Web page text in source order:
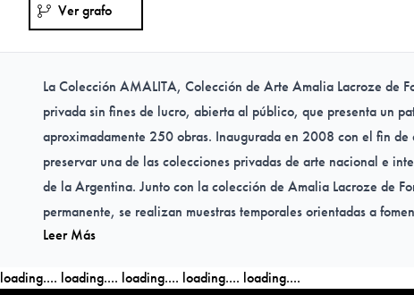
Ver grafo
La Colección AMALITA, Colección de Arte Amalia Lacroze de
privada sin fines de lucro, abierta al público, que presenta un
aproximadamente 250 obras. Inaugurada en 2008 con el fin
preservar una de las colecciones privadas de arte nacional e
de la Argentina. Junto con la colección de Amalia Lacroze de
permanente, se realizan muestras temporales orientadas a
Leer Más
loading.... loading.... loading.... loading.... loading....